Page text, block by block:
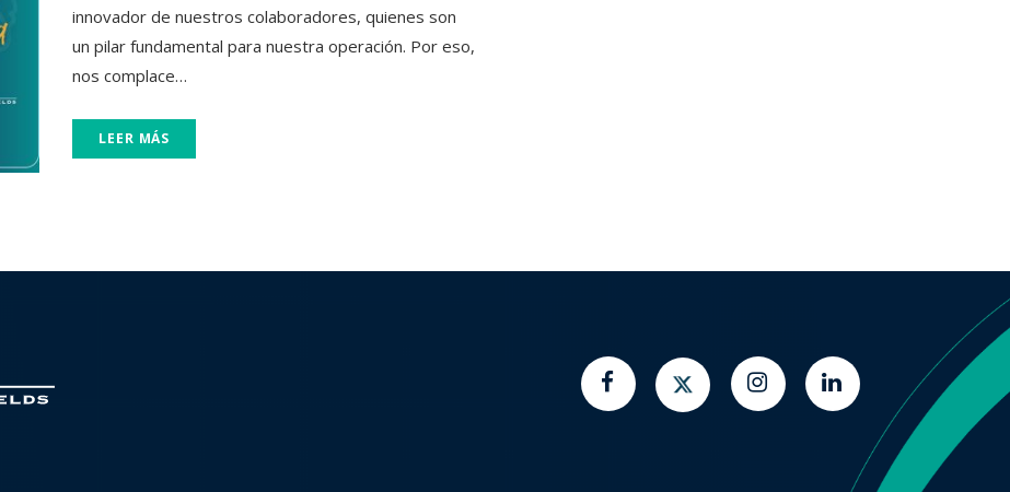
innovador de nuestros colaboradores, quienes son
un pilar fundamental para nuestra operación. Por eso,
nos complace…
LEER MÁS